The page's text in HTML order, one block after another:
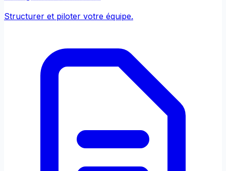
Structurer et piloter votre équipe.